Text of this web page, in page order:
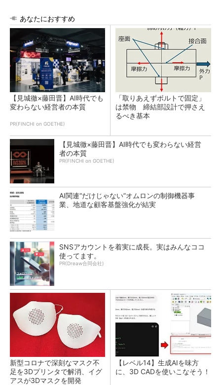
あなたにおすすめ
【見城徹×藤田晋】AI時代でも
変わらない経営者の本質
PR(FINCHI on GOETHE)
「取りあえずボルトで固定」
は禁物 締結部設計で押さえ
るべき基本
【見城徹×藤田晋】AI時代でも変わらない経営
者の本質
PR(FINCHI on GOETHE)
AI関連“だけじゃない”オムロンの制御機器事
業、地道な顧客基盤強化が結実
SNSアカウントを着実に成長。実はみんなココ
使ってます。
PR(Dreaw合同会社)
新型コロナで深刻なマスク不
足を3Dプリンタで解消、イグ
アスが3Dマスクを開発
【レベル14】生成AIを味方
に、3D CADを使いこなそう！